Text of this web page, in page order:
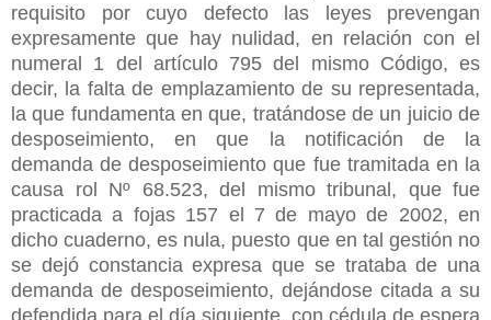
requisito por cuyo defecto las leyes prevengan
expresamente que hay nulidad, en relación con el
numeral 1 del artículo 795 del mismo Código, es
decir, la falta de emplazamiento de su representada,
la que fundamenta en que, tratándose de un juicio de
desposeimiento, en que la notificación de la
demanda de desposeimiento que fue tramitada en la
causa rol Nº 68.523, del mismo tribunal, que fue
practicada a fojas 157 el 7 de mayo de 2002, en
dicho cuaderno, es nula, puesto que en tal gestión no
se dejó constancia expresa que se trataba de una
demanda de desposeimiento, dejándose citada a su
defendida para el día siguiente, con cédula de espera